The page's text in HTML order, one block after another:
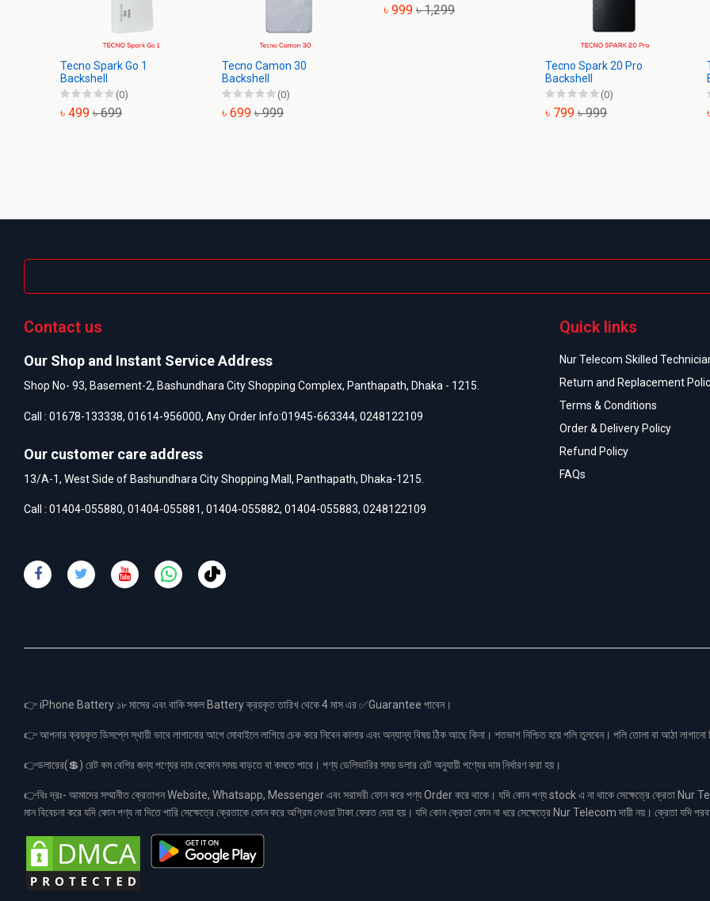
Tecno Spark Go 1
Backshell
(0)
৳ 499 ৳ 699
Tecno Camon 30
Backshell
(0)
৳ 699 ৳ 999
৳ 999 ৳ 1,299
Tecno Spark 20 Pro
Backshell
(0)
৳ 799 ৳ 999
Contact us
Our Shop and Instant Service Address
Shop No- 93, Basement-2, Bashundhara City Shopping Complex, Panthapath, Dhaka - 1215.
Call : 01678-133338, 01614-956000, Any Order Info:01945-663344, 0248122109
Our customer care address
13/A-1, West Side of Bashundhara City Shopping Mall, Panthapath, Dhaka-1215.
Call : 01404-055880, 01404-055881, 01404-055882, 01404-055883, 0248122109
Quick links
Nur Telecom Skilled
Return and Replacement
Terms & Conditions
Order & Delivery Policy
Refund Policy
FAQs
👉 iPhone Battery ১৮ মাসের এবং বাকি সকল Battery ক্রয়কৃত তারিখ থেকে 4 মাস এর ✅Guarantee পাবেন।
👉 আপনার ক্রয়কৃত ডিসপ্লে স্থায়ী ভাবে লাগানোর আগে মোবাইলে লাগিয়ে চেক করে নিবেন কালার এবং অন্যান্য বিষয় ঠিক আছে কিনা। শতভাগ নিশ্চিত হয়ে পলি তুলবেন। পলি তোলা বা আঠা
👉ডলারের(💲) রেট কম বেশির জন্য পণ্যের দাম যেকোন সময় বাড়তে বা কমতে পারে। পণ্য ডেলিভারির সময় ডলার রেট অনুযায়ী পণ্যের দাম নির্ধারণ করা হয়।
👉বিঃ দ্রঃ- আমাদের সম্মানীত ক্রেতাগন Website, Whatsapp, Messenger এবং সরাসরী ফোন করে পণ্য Order করে থাকে। যদি কোন পণ্য stock এ না থাকে সেক্ষেত্রে ক্রেতা Nur
মান বিবেচনা করে যদি কোন পণ্য না দিতে পারি সেক্ষেত্রে ক্রেতাকে ফোন করে অগ্রিম নেওয়া টাকা ফেরত দেয়া হয়। যদি কোন ক্রেতা ফোন না ধরে সেক্ষেত্রে Nur Telecom দায়ী নয়। ক্রেতা যদি